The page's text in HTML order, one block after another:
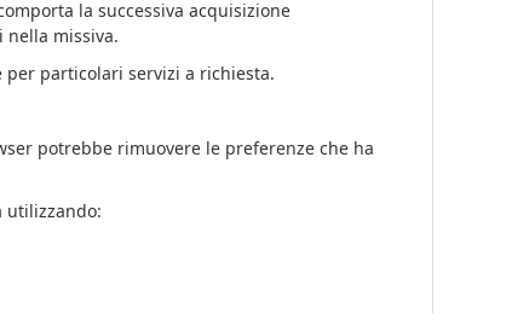
la successiva acquisizione
missiva.
particolari servizi a richiesta.
potrebbe rimuovere le preferenze che ha
utilizzando: